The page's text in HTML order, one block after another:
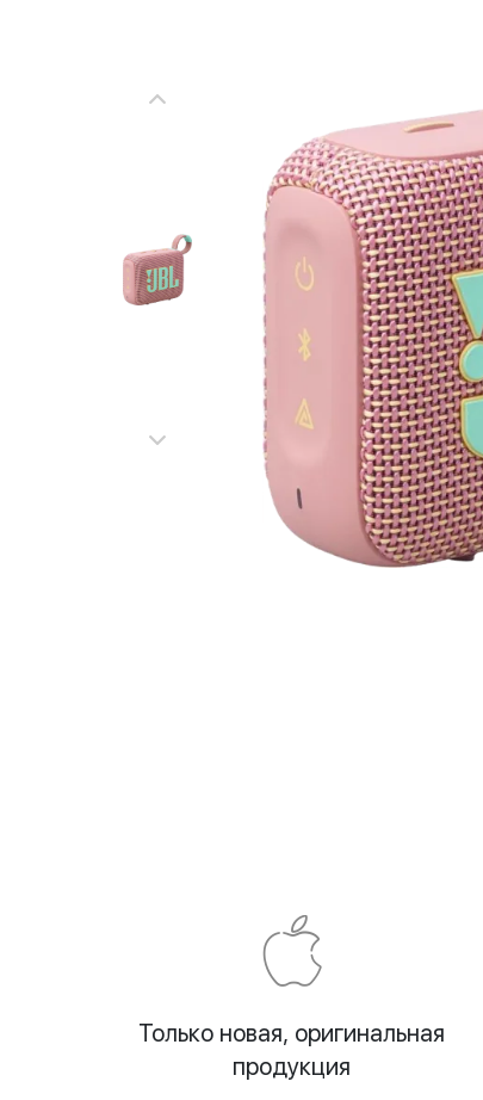
Только новая, оригинальная
продукция